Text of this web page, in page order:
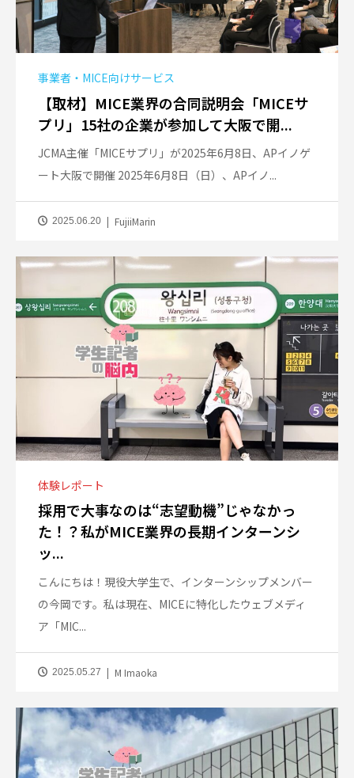
事業者・MICE向けサービス
【取材】MICE業界の合同説明会「MICEサ
プリ」15社の企業が参加して大阪で開...
JCMA主催「MICEサプリ」が2025年6月8日、APイノゲ
ート大阪で開催 2025年6月8日（日）、APイノ...
2025.06.20 FujiiMarin
体験レポート
採用で大事なのは“志望動機”じゃなかっ
た！？私がMICE業界の長期インターンシ
ッ...
こんにちは！現役大学生で、インターンシップメンバー
の今岡です。私は現在、MICEに特化したウェブメディ
ア「MIC...
2025.05.27 M Imaoka